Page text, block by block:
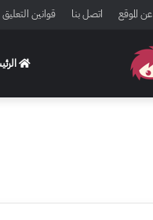
عن الموقع اتصل بنا قوانين التعليق